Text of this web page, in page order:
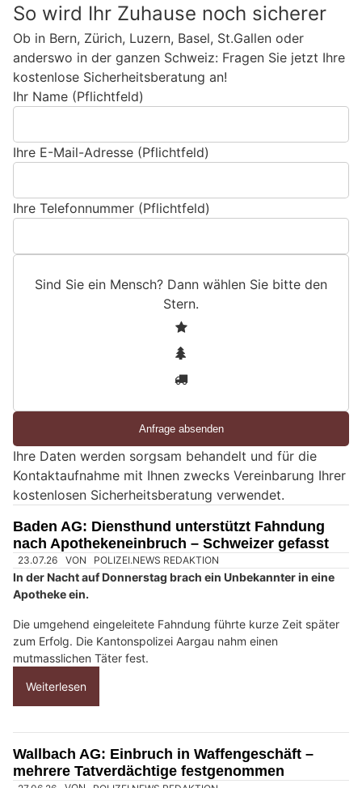
So wird Ihr Zuhause noch sicherer
Ob in Bern, Zürich, Luzern, Basel, St.Gallen oder
anderswo in der ganzen Schweiz: Fragen Sie jetzt Ihre
kostenlose Sicherheitsberatung an!
Ihr Name (Pflichtfeld)
Ihre E-Mail-Adresse (Pflichtfeld)
Ihre Telefonnummer (Pflichtfeld)
Sind Sie ein Mensch? Dann wählen Sie bitte den
Stern.
e
i
n
e
n
s
c
?
D
a
n
n
w
ä
h
Ihre Daten werden sorgsam behandelt und für die
Kontaktaufnahme mit Ihnen zwecks Vereinbarung Ihrer
kostenlosen Sicherheitsberatung verwendet.
Baden AG: Diensthund unterstützt Fahndung
nach Apothekeneinbruch – Schweizer gefasst